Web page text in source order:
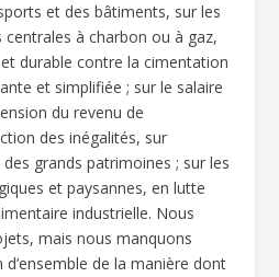
et des bâtiments, sur les
centrales à charbon ou à gaz,
durable contre la cimentation
et simplifiée ; sur le salaire
du revenu de
des inégalités, sur
grands patrimoines ; sur les
et paysannes, en lutte
industrielle. Nous
mais nous manquons
d’ensemble de la manière dont